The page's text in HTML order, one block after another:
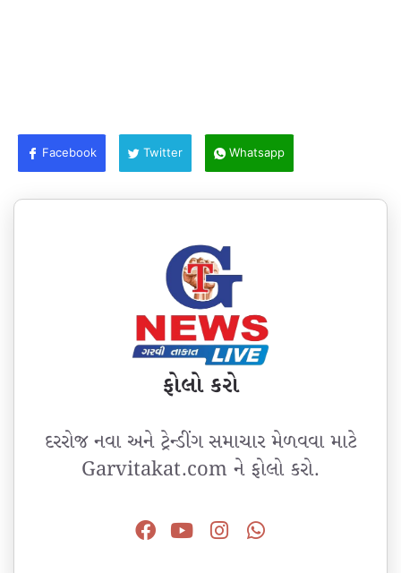
Facebook Twitter Whatsapp
ફોલો કરો
દરરોજ નવા અને ટ્રેન્ડીંગ સમાચાર મેળવવા માટે
Garvitakat.com ને ફોલો કરો.